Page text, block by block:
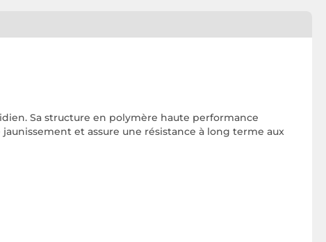
Sa structure en polymère haute performance
et assure une résistance à long terme aux